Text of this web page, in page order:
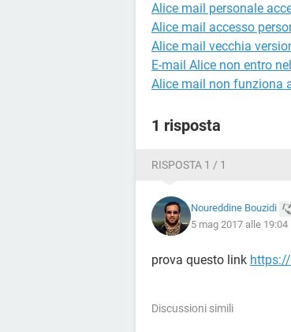
Alice mail personale
Alice mail accesso
Alice mail vecchia
E-mail Alice non entro
Alice mail non funziona
1 risposta
RISPOSTA 1 / 1
Noureddine Bouzidi
5 mag 2017 alle 19:04
prova questo link
Discussioni simili